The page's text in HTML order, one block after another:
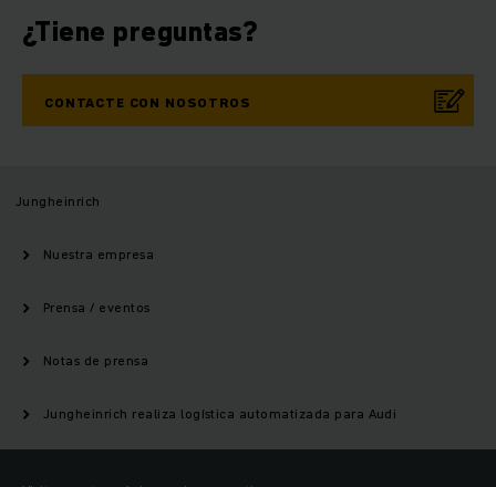
¿Tiene preguntas?
CONTACTE CON NOSOTROS
Jungheinrich
Nuestra empresa
Prensa / eventos
Notas de prensa
Jungheinrich realiza logística automatizada para Audi